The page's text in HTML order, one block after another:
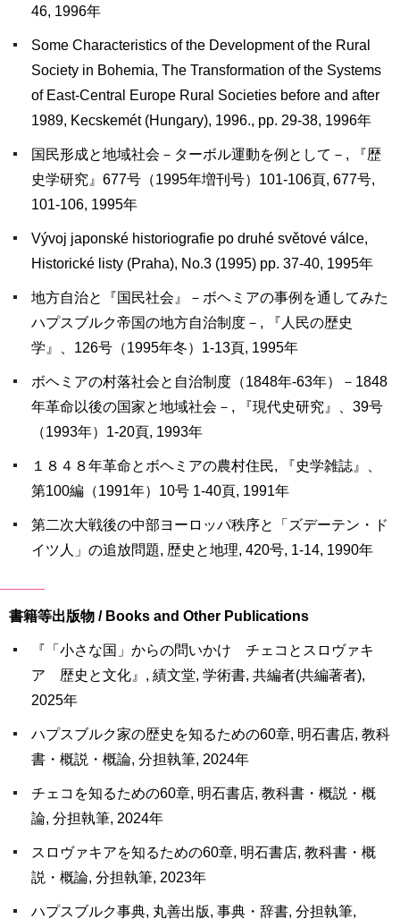
46, 1996年
Some Characteristics of the Development of the Rural
Society in Bohemia, The Transformation of the Systems
of East-Central Europe Rural Societies before and after
1989, Kecskemét (Hungary), 1996., pp. 29-38, 1996年
国民形成と地域社会－ターボル運動を例として－, 『歴
史学研究』677号（1995年増刊号）101-106頁, 677号,
101-106, 1995年
Vývoj japonské historiografie po druhé světové válce,
Historické listy (Praha), No.3 (1995) pp. 37-40, 1995年
地方自治と『国民社会』－ボヘミアの事例を通してみた
ハプスブルク帝国の地方自治制度－, 『人民の歴史
学』、126号（1995年冬）1-13頁, 1995年
ボヘミアの村落社会と自治制度（1848年-63年）－1848
年革命以後の国家と地域社会－, 『現代史研究』、39号
（1993年）1-20頁, 1993年
１８４８年革命とボヘミアの農村住民, 『史学雑誌』、
第100編（1991年）10号 1-40頁, 1991年
第二次大戦後の中部ヨーロッパ秩序と「ズデーテン・ド
イツ人」の追放問題, 歴史と地理, 420号, 1-14, 1990年
書籍等出版物 / Books and Other Publications
『「小さな国」からの問いかけ チェコとスロヴァキ
ア 歴史と文化』, 績文堂, 学術書, 共編者(共編著者),
2025年
ハプスブルク家の歴史を知るための60章, 明石書店, 教科
書・概説・概論, 分担執筆, 2024年
チェコを知るための60章, 明石書店, 教科書・概説・概
論, 分担執筆, 2024年
スロヴァキアを知るための60章, 明石書店, 教科書・概
説・概論, 分担執筆, 2023年
ハプスブルク事典, 丸善出版, 事典・辞書, 分担執筆,